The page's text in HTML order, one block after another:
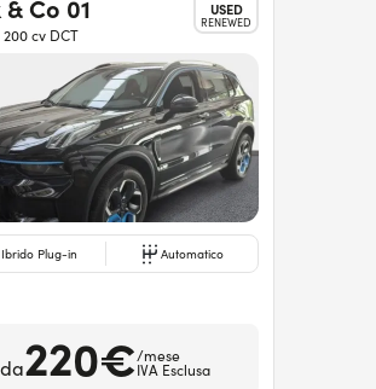
USED
RENEWED
& Co 01
200 cv DCT
Ibrido Plug-in Automatico
da220€/mese
IVA Esclusa